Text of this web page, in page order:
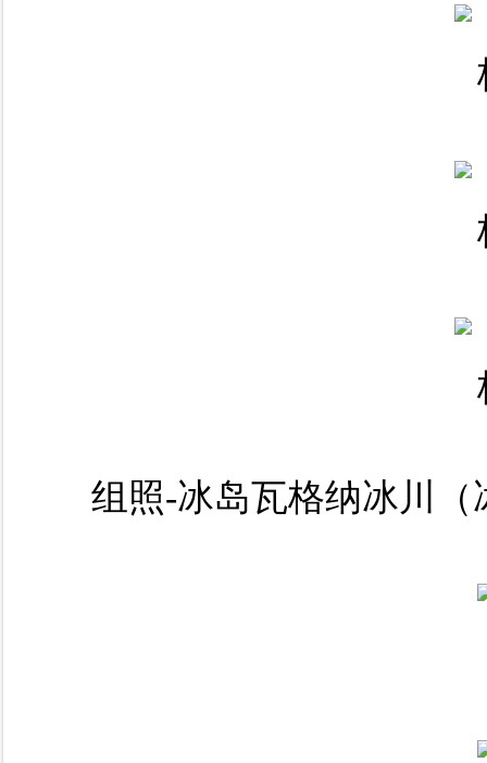
组照-冰岛瓦格纳冰川